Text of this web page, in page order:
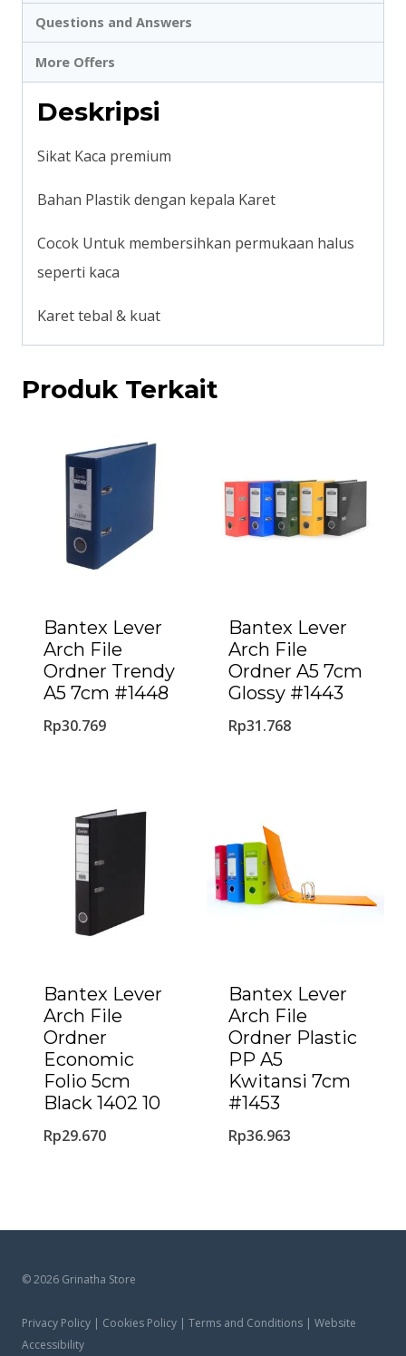
Questions and Answers
More Offers
Deskripsi
Sikat Kaca premium
Bahan Plastik dengan kepala Karet
Cocok Untuk membersihkan permukaan halus
seperti kaca
Karet tebal & kuat
Produk Terkait
Bantex Lever
Arch File
Ordner Trendy
A5 7cm #1448
Rp30.769
Bantex Lever
Arch File
Ordner A5 7cm
Glossy #1443
Rp31.768
Bantex Lever
Arch File
Ordner
Economic
Folio 5cm
Black 1402 10
Rp29.670
Bantex Lever
Arch File
Ordner Plastic
PP A5
Kwitansi 7cm
#1453
Rp36.963
© 2026 Grinatha Store
Privacy Policy | Cookies Policy | Terms and Conditions | Website
Accessibility